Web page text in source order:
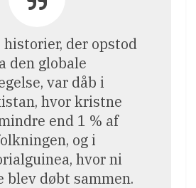
historier, der opstod
den globale
var dåb i
hvor kristne
end 1 % af
og i
hvor ni
blev døbt sammen.